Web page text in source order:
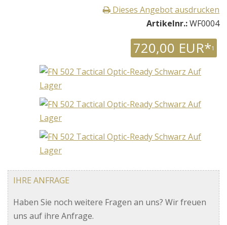
Dieses Angebot ausdrucken
Artikelnr.:WF0004
720,00 EUR*1
IHRE ANFRAGE
Haben Sie noch weitere Fragen an uns? Wir freuen
uns auf ihre Anfrage.